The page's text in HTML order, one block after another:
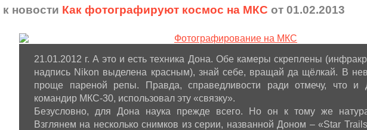
новости Как фотографируют космос на МКС от 01.02.2013
21.01.2012 г. А это и есть техника Дона. Обе камеры скреплены
надпись Nikon выделена красным), знай себе, вращай да щёлкай. В
проще пареной репы. Правда, справедливости ради отмечу, что и
командир МКС-30, использовал эту «связку».
Безусловно, для Дона наука прежде всего. Но он к тому же натура
Взглянем на несколько снимков из серии, названной Доном – «Star